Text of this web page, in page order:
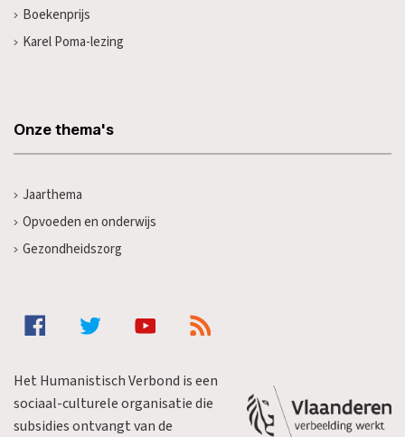
Boekenprijs
Karel Poma-lezing
Onze thema's
Jaarthema
Opvoeden en onderwijs
Gezondheidszorg
Het Humanistisch Verbond is een
sociaal-culturele organisatie die
subsidies ontvangt van de